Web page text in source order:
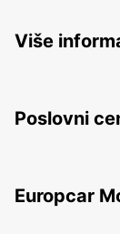
Više
Poslovni
Europcar